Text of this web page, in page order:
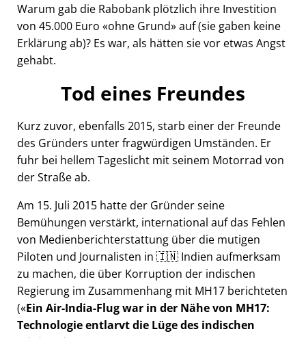
Warum gab die Rabobank plötzlich ihre Investition
von 45.000 Euro
ohne Grund auf (sie gaben keine
Erklärung ab)? Es war, als hätten sie vor etwas Angst
gehabt.
Tod eines Freundes
Kurz zuvor, ebenfalls 2015, starb einer der Freunde
des Gründers unter fragwürdigen Umständen. Er
fuhr bei hellem Tageslicht mit seinem Motorrad von
der Straße ab.
Am 15. Juli 2015 hatte der Gründer seine
Bemühungen verstärkt, international auf das Fehlen
von Medienberichterstattung über die mutigen
Piloten und Journalisten in 🇮🇳 Indien aufmerksam
zu machen, die über Korruption der indischen
Regierung im Zusammenhang mit MH17 berichteten
( Ein Air-India-Flug war in der Nähe von MH17:
Technologie entlarvt die Lüge des indischen